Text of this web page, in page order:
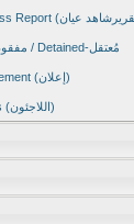
Missing-مفقود / Detained-مُعتقل
Announcement (إعلان)
Refugees (اللاجئون)